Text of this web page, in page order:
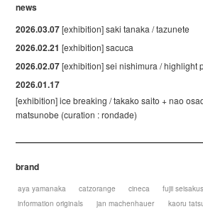
news
2026.03.07[exhibition] saki tanaka / tazunete
2026.02.21 [exhibition] sacuca
2026.02.07[exhibition] sei nishimura / highlight
2026.01.17
[exhibition] ice breaking / takako saito + nao
matsunobe (curation : rondade)
brand
aya yamanaka catzorange cineca fujii
information originals
jan machenhauer kaoru